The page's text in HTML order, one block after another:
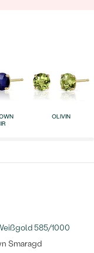
OLIVIN
585/1000
Smaragd